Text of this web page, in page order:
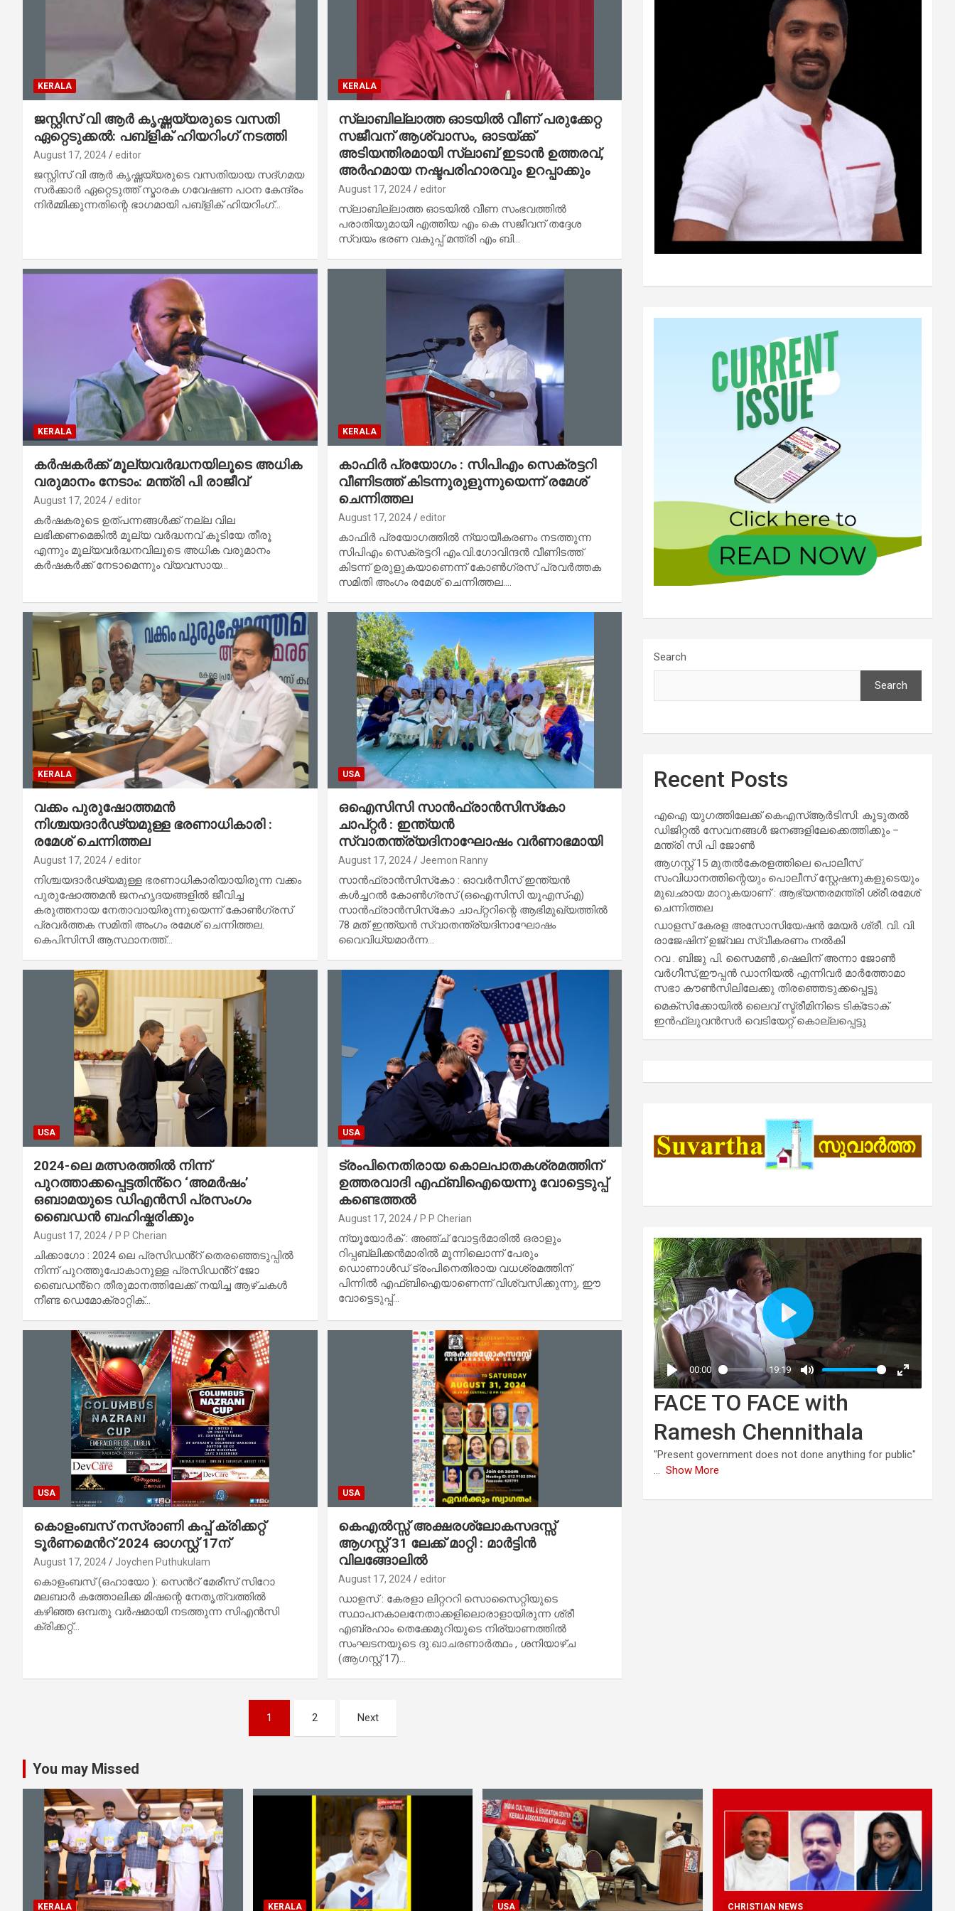
KERALA
ജസ്റ്റിസ് വി ആർ കൃഷ്ണയ്യരുടെ വസതി
ഏറ്റെടുക്കൽ: പബ്ളിക് ഹിയറിംഗ് നടത്തി
August 17, 2024 editor
ജസ്റ്റിസ് വി ആർ കൃഷ്ണയ്യരുടെ വസതിയായ സദ്ഗമയ
സർക്കാർ ഏറ്റെടുത്ത് സ്മാരക ഗവേഷണ പഠന കേന്ദ്രം
നിർമ്മിക്കുന്നതിന്റെ ഭാഗമായി പബ്ളിക് ഹിയറിംഗ്…
KERALA
സ്ലാബില്ലാത്ത ഓടയിൽ വീണ് പരുക്കേറ്റ
സജീവന് ആശ്വാസം, ഓടയ്ക്ക്
അടിയന്തിരമായി സ്ലാബ് ഇടാൻ ഉത്തരവ്,
അർഹമായ നഷ്ടപരിഹാരവും ഉറപ്പാക്കും
August 17, 2024 editor
സ്ലാബില്ലാത്ത ഓടയിൽ വീണ സംഭവത്തിൽ
പരാതിയുമായി എത്തിയ എം കെ സജീവന് തദ്ദേശ
സ്വയം ഭരണ വകുപ്പ് മന്ത്രി എം ബി…
KERALA
കര്‍ഷകര്‍ക്ക് മൂല്യവര്‍ദ്ധനയിലൂടെ അധിക
വരുമാനം നേടാം: മന്ത്രി പി രാജീവ്
August 17, 2024 editor
കര്‍ഷകരുടെ ഉത്പന്നങ്ങള്‍ക്ക് നല്ല വില
ലഭിക്കണമെങ്കില്‍ മൂല്യ വര്‍ദ്ധനവ് കൂടിയേ തീരൂ
എന്നും മൂല്യവര്‍ദ്ധനവിലൂടെ അധിക വരുമാനം
കര്‍ഷകര്‍ക്ക് നേടാമെന്നും വ്യവസായ…
KERALA
കാഫിര്‍ പ്രയോഗം : സിപിഎം സെക്രട്ടറി
വീണിടത്ത് കിടന്നുരുളുന്നുയെന്ന് രമേശ്
ചെന്നിത്തല
August 17, 2024 editor
കാഫിര്‍ പ്രയോഗത്തില്‍ ന്യായീകരണം നടത്തുന്ന
സിപിഎം സെക്രട്ടറി എം.വി.ഗോവിന്ദന്‍ വീണിടത്ത്
കിടന്ന് ഉരുളുകയാണെന്ന് കോണ്‍ഗ്രസ് പ്രവര്‍ത്തക
സമിതി അംഗം രമേശ് ചെന്നിത്തല.…
KERALA
വക്കം പുരുഷോത്തമന്‍
നിശ്ചയദാര്‍ഢ്യമുള്ള ഭരണാധികാരി :
രമേശ് ചെന്നിത്തല
August 17, 2024 editor
നിശ്ചയദാര്‍ഢ്യമുള്ള ഭരണാധികാരിയായിരുന്ന വക്കം
പുരുഷോത്തമന്‍ ജനഹൃദയങ്ങളില്‍ ജീവിച്ച
കരുത്തനായ നേതാവായിരുന്നുയെന്ന് കോണ്‍ഗ്രസ്
പ്രവര്‍ത്തക സമിതി അംഗം രമേശ് ചെന്നിത്തല.
കെപിസിസി ആസ്ഥാനത്ത്…
USA
ഒഐസിസി സാൻഫ്രാൻസിസ്‌കോ
ചാപ്റ്റർ : ഇന്ത്യൻ
സ്വാതന്ത്ര്യദിനാഘോഷം വർണാഭമായി
August 17, 2024 Jeemon Ranny
സാൻഫ്രാൻസിസ്‌കോ : ഓവർസീസ് ഇന്ത്യൻ
കൾച്ചറൽ കോൺഗ്രസ് (ഒഐസിസി യൂഎസ്എ)
സാൻഫ്രാൻസിസ്‌കോ ചാപ്റ്ററിന്റെ ആഭിമുഖ്യത്തിൽ
78 മത് ഇന്ത്യൻ സ്വാതന്ത്ര്യദിനാഘോഷം
വൈവിധ്യമാർന്ന…
USA
2024-ലെ മത്സരത്തിൽ നിന്ന്
പുറത്താക്കപ്പെട്ടതിൻ്റെ ‘അമർഷം’
ഒബാമയുടെ ഡിഎൻസി പ്രസംഗം
ബൈഡൻ ബഹിഷ്കരിക്കും
August 17, 2024 P P Cherian
ചിക്കാഗോ : 2024 ലെ പ്രസിഡൻ്റ് തെരഞ്ഞെടുപ്പിൽ
നിന്ന് പുറത്തുപോകാനുള്ള പ്രസിഡൻ്റ് ജോ
ബൈഡൻ്റെ തീരുമാനത്തിലേക്ക് നയിച്ച ആഴ്‌ചകൾ
നീണ്ട ഡെമോക്രാറ്റിക്…
USA
ട്രംപിനെതിരായ കൊലപാതകശ്രമത്തിന്
ഉത്തരവാദി എഫ്ബിഐയെന്നു വോട്ടെടുപ്പ്
കണ്ടെത്തൽ
August 17, 2024 P P Cherian
ന്യൂയോർക് : അഞ്ച് വോട്ടർമാരിൽ ഒരാളും
റിപ്പബ്ലിക്കൻമാരിൽ മൂന്നിലൊന്ന് പേരും
ഡൊണാൾഡ് ട്രംപിനെതിരായ വധശ്രമത്തിന്
പിന്നിൽ എഫ്ബിഐയാണെന്ന് വിശ്വസിക്കുന്നു, ഈ
വോട്ടെടുപ്പ്…
USA
കൊളംബസ് നസ്രാണി കപ്പ് ക്രിക്കറ്റ്
ടൂര്‍ണമെന്‍റ് 2024 ഓഗസ്റ്റ് 17ന്
August 17, 2024 Joychen Puthukulam
കൊളംബസ് (ഒഹായോ ): സെന്‍റ് മേരീസ് സിറോ
മലബാര്‍ കത്തോലിക്ക മിഷന്റെ നേതൃത്വത്തില്‍
കഴിഞ്ഞ ഒമ്പതു വർഷമായി നടത്തുന്ന സിഎൻസി
ക്രിക്കറ്റ്…
USA
കെഎല്‍സ്സ് അക്ഷരശ്ലോകസദസ്സ്‌ ‌
ആഗസ്റ്റ്‌ 31 ലേക്ക് മാറ്റി : മാർട്ടിൻ
വിലങ്ങോലിൽ
August 17, 2024 editor
ഡാളസ് : കേരളാ ലിറ്റററി സൊസൈറ്റിയുടെ
സ്ഥാപനകാലനേതാക്കളിലൊരാളായിരുന്ന ശ്രീ
എബ്രഹാം തെക്കേമുറിയുടെ നിര്യാണത്തിൽ
സംഘടനയുടെ ദു:ഖാചരണാർത്ഥം , ശനിയാഴ്ച
(ആഗസ്റ്റ് 17)…
1 2 Next
Search
Search
Recent Posts
എഐ യുഗത്തിലേക്ക് കെഎസ്ആർടിസി: കൂടുതൽ
ഡിജിറ്റൽ സേവനങ്ങൾ ജനങ്ങളിലേക്കെത്തിക്കും –
മന്ത്രി സി പി ജോൺ
ആഗസ്റ്റ് 15 മുതല്‍കേരളത്തിലെ പൊലീസ്
സംവിധാനത്തിന്റെയും പൊലീസ് സ്റ്റേഷനുകളുടെയും
മുഖഛായ മാറുകയാണ് : ആഭ്യന്തരമന്ത്രി ശ്രീ.രമേശ്
ചെന്നിത്തല
ഡാളസ് കേരള അസോസിയേഷൻ മേയർ ശ്രീ. വി. വി.
രാജേഷിന് ഉജ്വല സ്വീകരണം നൽകി
റവ . ബിജു പി. സൈമൺ ,ഷെലിന് അന്നാ ജോൺ
വർഗീസ്,ഈപ്പൻ ഡാനിയൽ എന്നിവർ മാർത്തോമാ
സഭാ കൗൺസിലിലേക്കു തിരഞ്ഞെടുക്കപ്പെട്ടു
മെക്സിക്കോയിൽ ലൈവ് സ്ട്രീമിനിടെ ടിക്‌ടോക്
ഇൻഫ്ലുവൻസർ വെടിയേറ്റ് കൊല്ലപ്പെട്ടു
FACE TO FACE with
Ramesh Chennithala
"Present government does not done anything for public"
... Show More
You may Missed
KERALA KERALA USA CHRISTIAN NEWS